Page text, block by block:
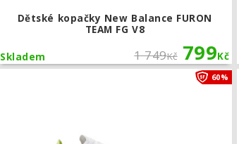
Dětské kopačky New Balance FURON
TEAM FG V8
1 749Kč 799Kč
Skladem
60%